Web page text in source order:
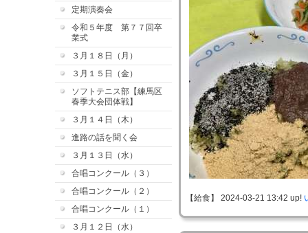
定期演奏会
令和５年度 第７７回卒
業式
３月１８日（月）
３月１５日（金）
ソフトテニス部【練馬区
春季大会団体戦】
３月１４日（木）
進路の話を聞く会
３月１３日（水）
合唱コンクール（３）
合唱コンクール（２）
合唱コンクール（１）
３月１２日（水）
【給食】 2024-03-21 13:42 up!